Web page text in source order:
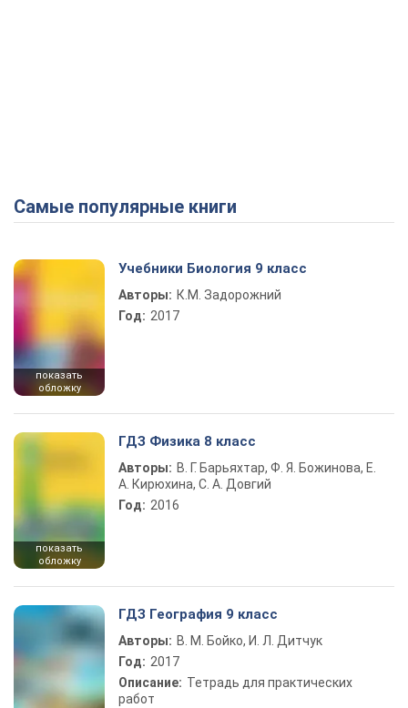
Самые популярные книги
показать
обложку
Учебники Биология 9 класс
Авторы: К.М. Задорожний
Год: 2017
показать
обложку
ГДЗ Физика 8 класс
Авторы: В. Г. Барьяхтар, Ф. Я. Божинова, Е.
А. Кирюхина, С. А. Довгий
Год: 2016
ГДЗ География 9 класс
Авторы: В. М. Бойко, И. Л. Дитчук
Год: 2017
Описание: Тетрадь для практических
работ